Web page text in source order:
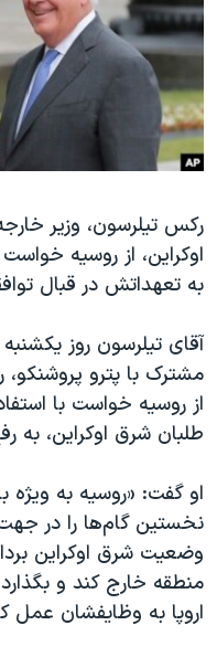
فرهنگ و زندگی
حقوق شهروندی
اقتصادی
علم و فناوری
گالری عکس
آرشیو پخش زنده
مستندها
انتخابات ریاست جمهوری آمریکا
حمله جمهوری اسلامی به
رمز مهسا
اعتراضات زن، زندگی،
مجموعه مستندهای
تریبونال مردمی آبان ۹۸
دادگاه حمید نوری
چهل سال گروگان‌گیری
قانون شفافیت دارائی کادر
اسرائیل در جنگ
نرگس محمدی برنده جایزه
همایش محافظه‌کاران
صفحه‌های ویژه
دنبال کنید
زبانهای مختلف
رکس تيلرسون، وزير
اوکراين، از روسيه
به تعهداتش در قبال
مشترک با پترو
از روسيه خواست با
طلبان شرق اوکراين، به
او گفت: «روسيه به ويژه
نخستين گام‌ها را در
وضعيت شرق اوکراين
منطقه خارج کند و
اروپا به وظايفشان عمل